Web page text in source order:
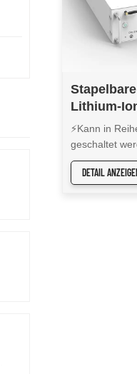
Lithium-
5100S
⚡Kann in
geschaltet
Reihen- oder
in einem
DETAIL